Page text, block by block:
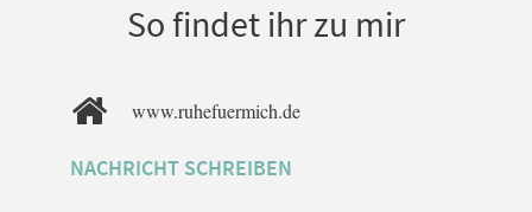
So findet ihr zu mir
www.ruhefuermich.de
NACHRICHT SCHREIBEN